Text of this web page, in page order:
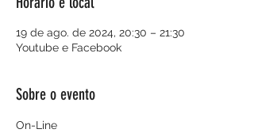
19 de ago. de 2024, 20:30 – 21:30
Youtube e Facebook
Sobre o evento
On-Line